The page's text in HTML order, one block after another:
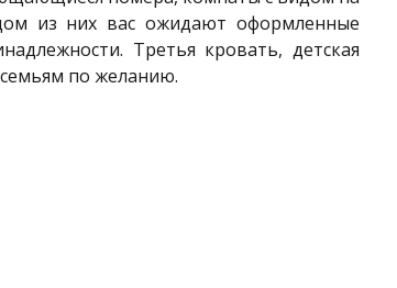
из них вас ожидают оформленные
Третья кровать, детская
по желанию.